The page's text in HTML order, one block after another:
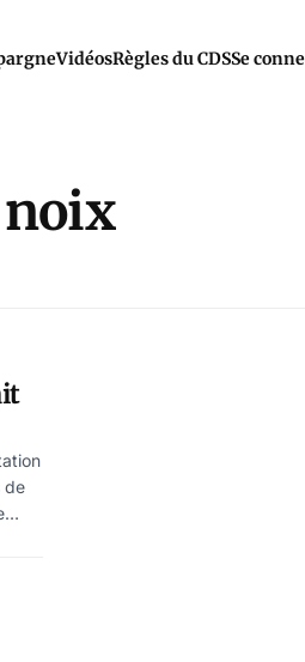
VidéosRègles du CDSSe
noix
de